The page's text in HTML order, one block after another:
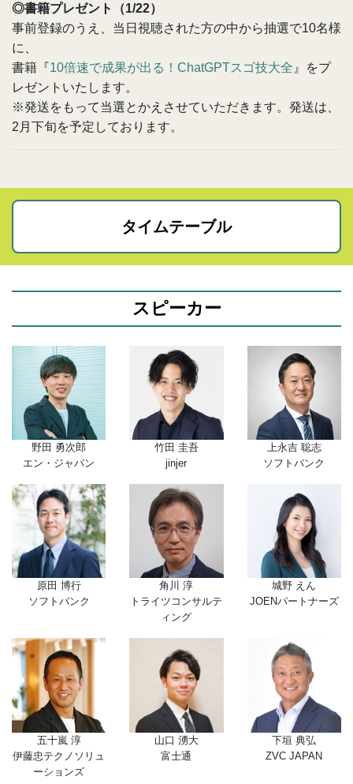
◎書籍プレゼント（1/22）
事前登録のうえ、当日視聴された方の中から抽選で10名様
に、
書籍『10倍速で成果が出る！ChatGPTスゴ技大全 』をプ
レゼントいたします。
※発送をもって当選とかえさせていただきます。発送は、
2月下旬を予定しております。
タイムテーブル
スピーカー
野田 勇次郎
エン・ジャパン
竹田 圭吾
jinjer
上永吉 聡志
ソフトバンク
原田 博行
ソフトバンク
角川 淳
トライツコンサルテ
ィング
城野 えん
JOENパートナーズ
五十嵐 淳
伊藤忠テクノソリュ
ーションズ
山口 湧大
富士通
下垣 典弘
ZVC JAPAN